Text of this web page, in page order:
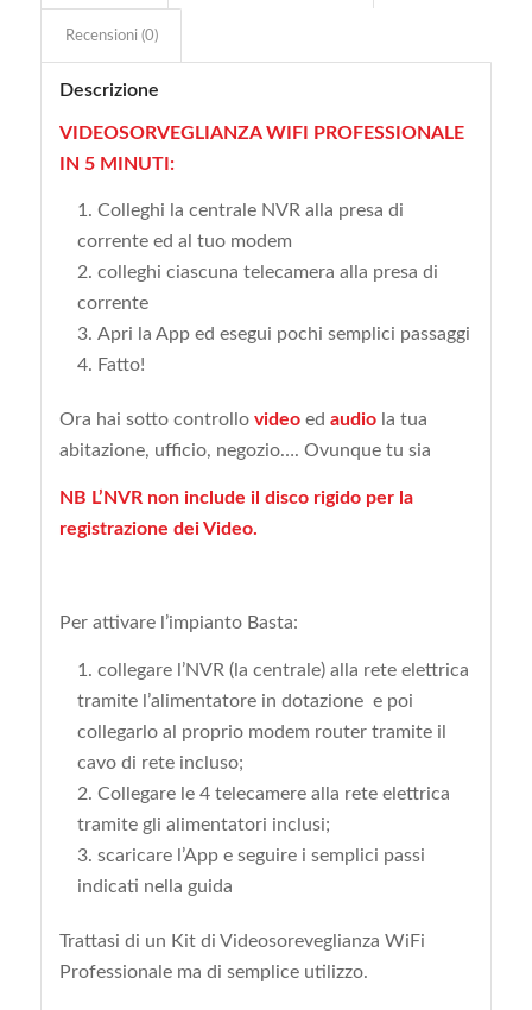
Recensioni (0)
Descrizione
VIDEOSORVEGLIANZA WIFI PROFESSIONALE
IN 5 MINUTI:
Colleghi la centrale NVR alla presa di
corrente ed al tuo modem
colleghi ciascuna telecamera alla presa di
corrente
Apri la App ed esegui pochi semplici passaggi
Fatto!
Ora hai sotto controllo videoed audiola tua
abitazione, ufficio, negozio…. Ovunque tu sia
NB L’NVR non include il disco rigido per la
registrazione dei Video.
Per attivare l’impianto Basta:
collegare l’NVR (la centrale) alla rete elettrica
tramite l’alimentatore in dotazione e poi
collegarlo al proprio modem router tramite il
cavo di rete incluso;
Collegare le 4 telecamere alla rete elettrica
tramite gli alimentatori inclusi;
scaricare l’App e seguire i semplici passi
indicati nella guida
Trattasi di un Kit di Videosoreveglianza WiFi
Professionale ma di semplice utilizzo.